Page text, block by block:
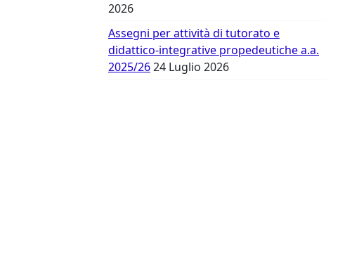
2026
Assegni per attività di tutorato e
didattico-integrative propedeutiche a.a.
2025/2624 Luglio 2026